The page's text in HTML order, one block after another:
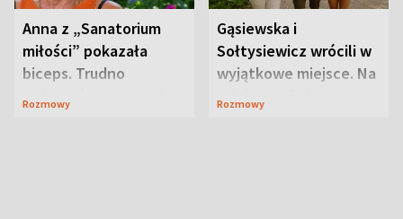
Anna z „Sanatorium
miłości” pokazała
biceps. Trudno
uwierzyć, co przeszła
Rozmowy
Gąsiewska i
Sołtysiewicz wrócili w
wyjątkowe miejsce. Na
szlaku czekał
Rozmowy